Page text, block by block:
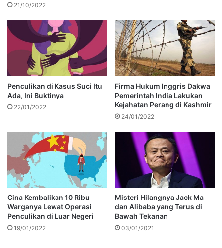
21/10/2022
Penculikan di Kasus Suci Itu
Ada, Ini Buktinya
22/01/2022
Firma Hukum Inggris Dakwa
Pemerintah India Lakukan
Kejahatan Perang di Kashmir
24/01/2022
Cina Kembalikan 10 Ribu
Warganya Lewat Operasi
Penculikan di Luar Negeri
19/01/2022
Misteri Hilangnya Jack Ma
dan Alibaba yang Terus di
Bawah Tekanan
03/01/2021